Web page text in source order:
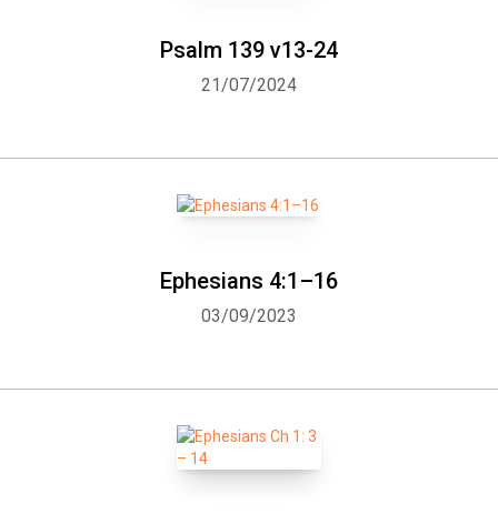
Psalm 139 v13-24
21/07/2024
Ephesians 4:1–16
03/09/2023